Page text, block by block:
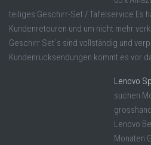
teiliges Geschirr-Set / Tafelservice Es
Kundenretouren und um nicht mehr
Geschirr Set´s sind vollständig und
Kundenrücksendungen kommt es vor
Lenovo
suchen
Lenovo
Monaten